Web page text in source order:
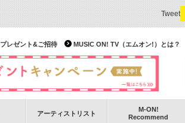
Tweet
MUSIC ON! TV（エムオン!）とは？
プレゼント&ご招待
アーティストリスト
M-ON!
Recommend